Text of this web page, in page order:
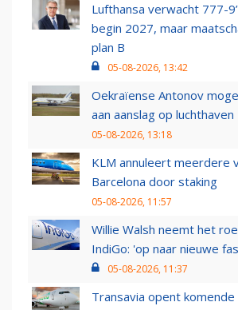
Lufthansa verwacht 777-
begin 2027, maar
plan B
05-08-2026, 13:42
Oekraïense Antonov
aan aanslag op
05-08-2026, 13:18
KLM annuleert meerdere
Barcelona door staking
05-08-2026, 11:57
Willie Walsh neemt het
IndiGo: 'op naar nieuwe
05-08-2026, 11:37
Transavia opent